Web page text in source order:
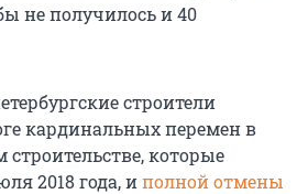
не получилось и 40
строители
кардинальных перемен в
которые
2018 года, иполной отмены